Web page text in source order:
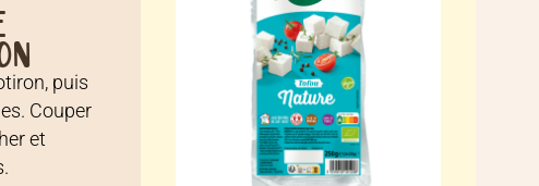
puis
Couper
et